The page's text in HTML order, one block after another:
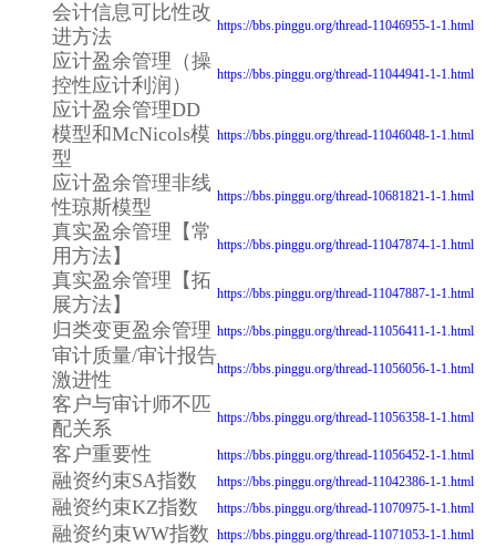
会计信息可比性改
进方法
https://bbs.pinggu.org/thread-11046955-1-1.html
应计盈余管理（操
控性应计利润）
https://bbs.pinggu.org/thread-11044941-1-1.html
应计盈余管理DD
模型和McNicols模
型
https://bbs.pinggu.org/thread-11046048-1-1.html
应计盈余管理非线
性琼斯模型
https://bbs.pinggu.org/thread-10681821-1-1.html
真实盈余管理【常
用方法】
https://bbs.pinggu.org/thread-11047874-1-1.html
真实盈余管理【拓
展方法】
https://bbs.pinggu.org/thread-11047887-1-1.html
归类变更盈余管理 https://bbs.pinggu.org/thread-11056411-1-1.html
审计质量/审计报告
激进性
https://bbs.pinggu.org/thread-11056056-1-1.html
客户与审计师不匹
配关系
https://bbs.pinggu.org/thread-11056358-1-1.html
客户重要性 https://bbs.pinggu.org/thread-11056452-1-1.html
融资约束SA指数 https://bbs.pinggu.org/thread-11042386-1-1.html
融资约束KZ指数 https://bbs.pinggu.org/thread-11070975-1-1.html
融资约束WW指数 https://bbs.pinggu.org/thread-11071053-1-1.html